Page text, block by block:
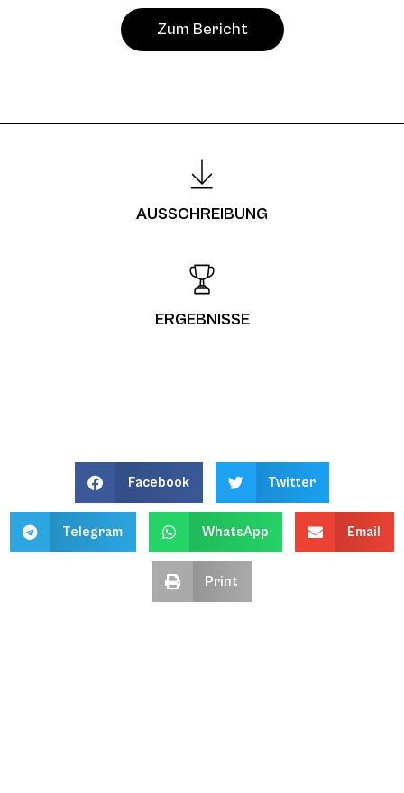
Zum Bericht
AUSSCHREIBUNG
ERGEBNISSE
Facebook Twitter
Telegram WhatsApp Email
Print